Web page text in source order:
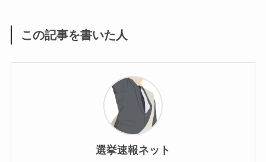
この記事を書いた人
選挙速報ネット